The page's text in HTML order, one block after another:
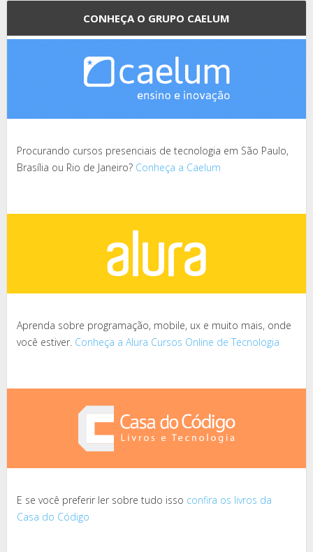
CONHEÇA O GRUPO CAELUM
Procurando cursos presenciais de tecnologia em São Paulo,
Brasília ou Rio de Janeiro? Conheça a Caelum
Aprenda sobre programação, mobile, ux e muito mais, onde
você estiver. Conheça a Alura Cursos Online de Tecnologia
E se você preferir ler sobre tudo isso confira os livros da
Casa do Código